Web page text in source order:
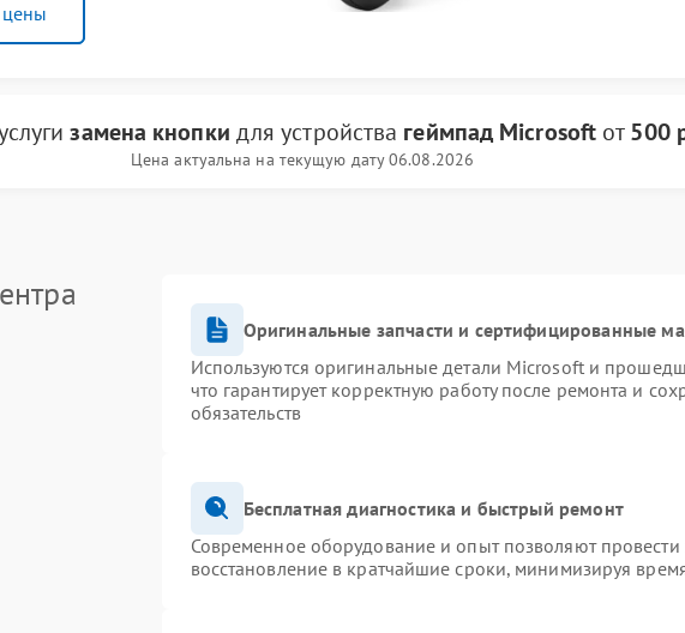
замена кнопки для устройства геймпад Microsoft от500
Цена актуальна на текущую дату 06.08.2026
Оригинальные запчасти и сертифицированные
Используются оригинальные детали Microsoft и
что гарантирует корректную работу после ремонта и
обязательств
Бесплатная диагностика и быстрый ремонт
Современное оборудование и опыт позволяют провести
восстановление в кратчайшие сроки, минимизируя